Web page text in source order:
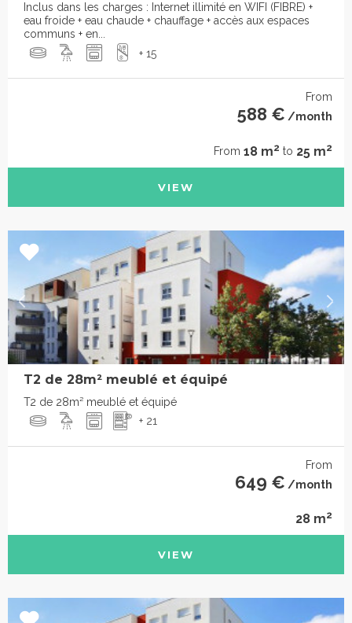
Inclus dans les charges : Internet illimité en WIFI (FIBRE) +
eau froide + eau chaude + chauffage + accès aux espaces
communs + en...
+ 15
From
588 € /month
From 18 m2 to 25 m2
VIEW
T2 de 28m² meublé et équipé
T2 de 28m² meublé et équipé
+ 21
From
649 € /month
28 m2
VIEW